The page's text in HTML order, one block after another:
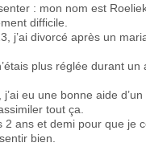
: mon nom est
difficile.
j’ai divorcé après un
plus réglée durant un
eu une bonne aide
tout ça.
2 ans et demi pour que je
bien.